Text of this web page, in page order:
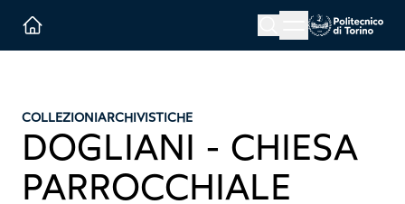
Menu button
COLLEZIONIARCHIVISTICHE
DOGLIANI - CHIESA
PARROCCHIALE